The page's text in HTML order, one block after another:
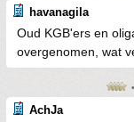
havanagila
Oud KGB'ers en
overgenomen, wat
AchJa